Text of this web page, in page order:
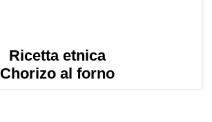
Ricetta etnica
Chorizo al forno